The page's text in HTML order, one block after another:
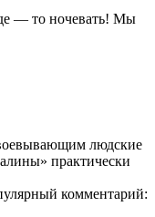
— то ночевать! Мы
людские
практически
комментарий: